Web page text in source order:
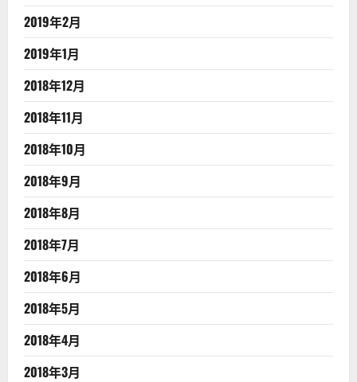
2019年2月
2019年1月
2018年12月
2018年11月
2018年10月
2018年9月
2018年8月
2018年7月
2018年6月
2018年5月
2018年4月
2018年3月